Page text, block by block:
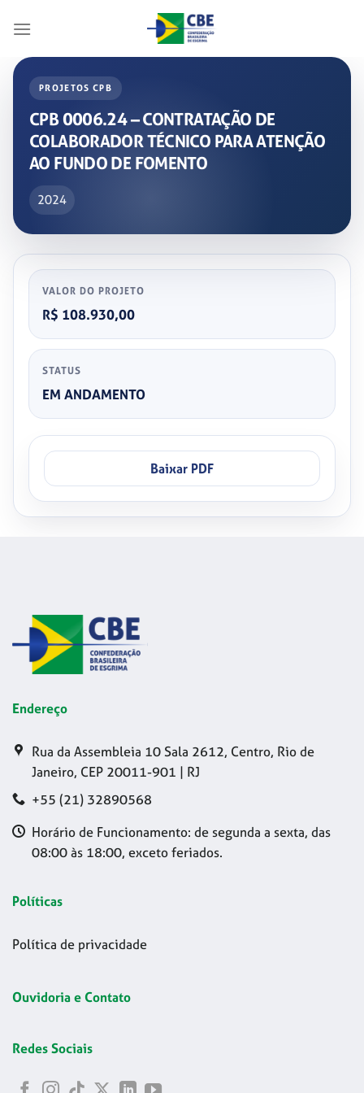
PROJETOS CPB
CPB 0006.24 – CONTRATAÇÃO DE
COLABORADOR TÉCNICO PARA ATENÇÃO
AO FUNDO DE FOMENTO
2024
VALOR DO PROJETO
R$ 108.930,00
STATUS
EM ANDAMENTO
Baixar PDF
Endereço
Rua da Assembleia 10 Sala 2612, Centro, Rio de
Janeiro, CEP 20011-901 | RJ
+55 (21) 32890568
Horário de Funcionamento: de segunda a sexta, das
08:00 às 18:00, exceto feriados.
Políticas
Política de privacidade
Ouvidoria e Contato
Redes Sociais